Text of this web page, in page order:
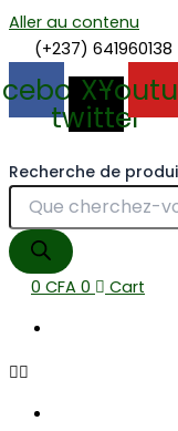
Aller au contenu
(+237) 641960138
X-
twitter
Recherche de
0 CFA 0 Cart